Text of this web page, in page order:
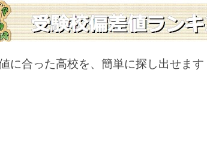
に合った高校を、簡単に探し出せます